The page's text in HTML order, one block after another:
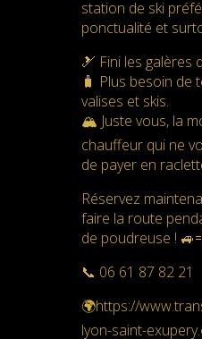
station de ski
ponctualité et
🎿 Fini les galères
🧳 Plus besoin de
valises et skis.
🏔️ Juste vous, la
chauffeur qui ne
de payer en
Réservez
faire la route
de poudreuse !
📞 06 61 87 82 21
🌍https://
lyon-saint-